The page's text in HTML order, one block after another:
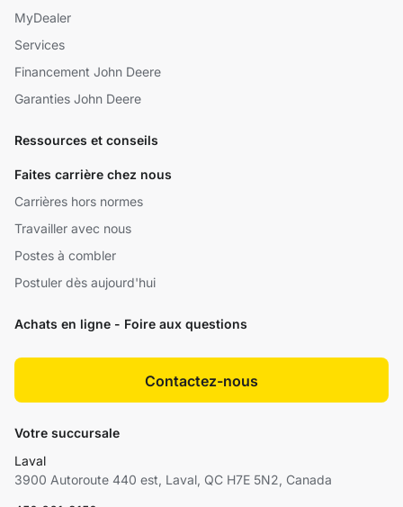
MyDealer
Services
Financement John Deere
Garanties John Deere
Ressources et conseils
Faites carrière chez nous
Carrières hors normes
Travailler avec nous
Postes à combler
Postuler dès aujourd'hui
Achats en ligne - Foire aux questions
Contactez-nous
Votre succursale
Laval
3900 Autoroute 440 est, Laval, QC H7E 5N2, Canada